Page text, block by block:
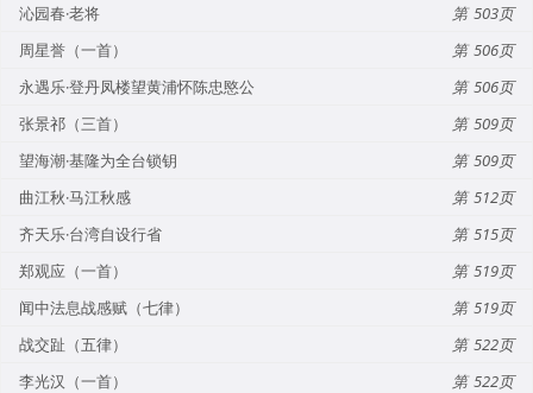
沁园春·老将
503
周星誉（一首）
506
永遇乐·登丹凤楼望黄浦怀陈忠愍公
506
张景祁（三首）
509
望海潮·基隆为全台锁钥
509
曲江秋·马江秋感
512
齐天乐·台湾自设行省
515
郑观应（一首）
519
闻中法息战感赋（七律）
519
战交趾（五律）
522
李光汉（一首）
522